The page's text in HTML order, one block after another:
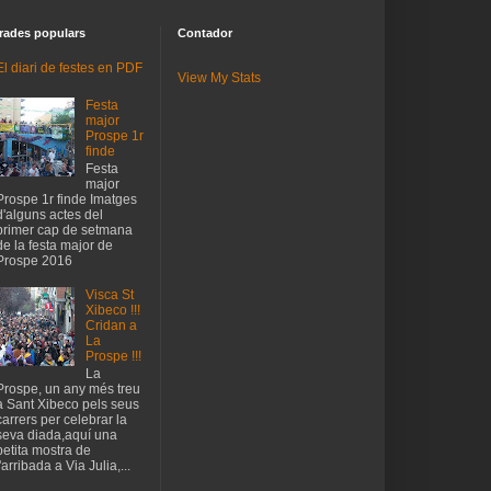
populars
diari de festes en PDF
Festa
major
Prospe 1r
finde
Festa
major
1r finde Imatges
actes del
cap de setmana
la festa major de
2016
Visca St
Xibeco !!!
Cridan a
La
Prospe !!!
La
un any més treu
Sant Xibeco pels seus
per celebrar la
diada,aquí una
mostra de
a Via Julia,...
Contador
View My Stats